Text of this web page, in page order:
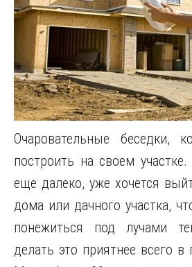
Очаровательные беседки,
построить на своем
еще далеко, уже хочется
дома или дачного участка,
понежиться под лучами
делать это приятнее всего в